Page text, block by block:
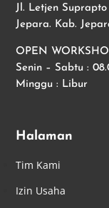
Jl. Letjen
Jepara. Kab.
OPEN
Senin – Sabtu :
Minggu : Libur
Halaman
Tim Kami
Izin Usaha